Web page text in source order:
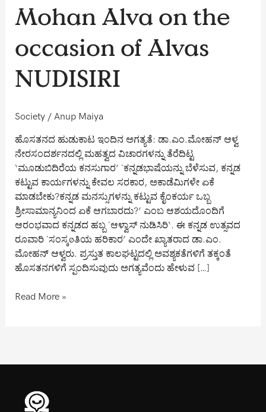
Mohan Alva on the
occasion of Alvas
NUDISIRI
Society/ Anup Maiya
ಹೊಸತನದ ಹುಡುಕಾಟ ಇಂದಿನ ಅಗತ್ಯತೆ: ಡಾ.ಎಂ.ಮೋಹನ್ ಆಳ್ವ
ನೇರಸಂದರ್ಶನದಲ್ಲಿ ಮಹತ್ವದ ವಿಚಾರಗಳನ್ನು ತೆರೆದಿಟ್ಟ
‘ಮೂಡುಬಿದಿರೆಯ ಕನಸುಗಾರ’ `ಕನ್ನಡಭಾಷೆಯನ್ನು ಬೆಳೆಸುವ, ಕನ್ನಡ
ಕಟ್ಟುವ ಕಾರ್ಯಗಳನ್ನು ಕೇವಲ ಸರಕಾರ, ಅಕಾಡೆಮಿಗಳೇ ಏಕೆ
ಮಾಡಬೇಕು?ಕನ್ನಡ ಮನಸ್ಸುಗಳನ್ನು ಕಟ್ಟುವ ಕೈಂಕರ್ಯ ಒಬ್ಬ
ಶ್ರೀಸಾಮಾನ್ಯನಿಂದ ಏಕೆ ಆಗಬಾರದು?’ ಎಂಬ ಆಶಯದೊಂದಿಗೆ
ಆರಂಭವಾದ ಕನ್ನಡದ ಹಬ್ಬ `ಆಳ್ವಾಸ್ ನುಡಿಸಿರಿ‘. ಈ ಕನ್ನಡ ಉತ್ಸವದ
ರೂವಾರಿ `ಸಂಸ್ಕøತಿಯ ಹರಿಕಾರ’ ಎಂದೇ ಖ್ಯಾತರಾದ ಡಾ.ಎಂ.
ಮೋಹನ್ ಆಳ್ವರು. ಪ್ರಸ್ತುತ ಕಾಲಘಟ್ಟದಲ್ಲಿ ಅವಶ್ಯಕತೆಗಳಿಗೆ ತಕ್ಕಂತೆ
ಹೊಸತನಗಳಿಗೆ ಸ್ಪಂದಿಸುವುದು ಅಗತ್ಯವೆಂದು ಹೇಳುವ […]
Alva
the
of
Alvas
Read More »